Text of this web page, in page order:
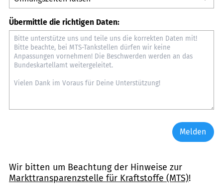
Übermittle die richtigen Daten:
Melden
Wir bitten um Beachtung der Hinweise zur
Markttransparenzstelle für Kraftstoffe (MTS)!